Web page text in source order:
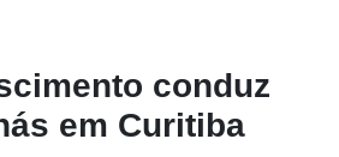
conduz
em Curitiba